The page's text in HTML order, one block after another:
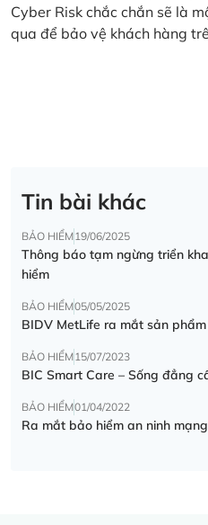
Cyber Risk chắc chắn sẽ là
qua để bảo vệ khách hàng
Tin bài khác
BẢO HIỂM19/06/2025
Thông báo tạm ngừng triển
hiểm
BẢO HIỂM05/05/2025
BIDV MetLife ra mắt sản
BẢO HIỂM15/07/2023
BIC Smart Care – Sống đẳng
BẢO HIỂM01/04/2022
Ra mắt bảo hiểm an ninh